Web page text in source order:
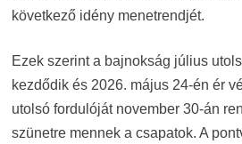
következő idény menetrendjét.
Ezek szerint a bajnokság július
kezdődik és 2026. május 24-én ér
utolsó fordulóját november 30-án
szünetre mennek a csapatok. A